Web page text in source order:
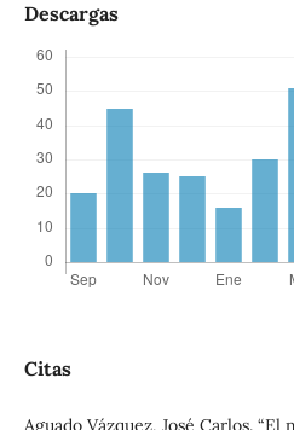
Descargas
Citas
Aguado Vázquez, José Carlos.